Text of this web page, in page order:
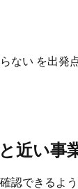
ない を出発
近い事
認できるよう